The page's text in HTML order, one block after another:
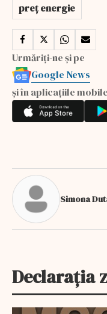
preț energie
Urmăriți-ne și pe
Google News
și în aplicațiile mobile
Simona
Declarația